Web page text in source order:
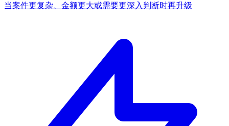
当案件更复杂、金额更大或需要更深入判断时再升级